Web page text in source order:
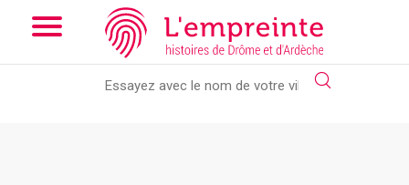
Array ( [slug] => document [ref] => B263626101_CP1651 )
Add the new slick-theme.css if you want the default styling